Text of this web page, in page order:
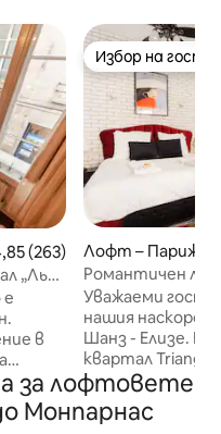
оценка: 4,85 от 5,
(263)
„Льо
в
Избор на
Избор на
Лофт – Париж
Романтичен
Елизе
Уважаеми гости, Добре дошли
нашия наскоро
Шанз - Елизе.
квартал
сърцето на
бие. Високите ни стандарти
отговарят на
за лофтовете
Монпарнас